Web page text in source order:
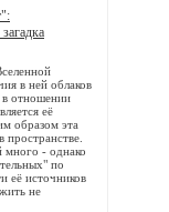
в ней облаков
в отношении
её
образом эта
пространстве.
много - однако
по
её источников
не